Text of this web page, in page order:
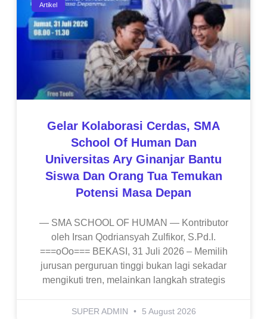
Artikel
Gelar Kolaborasi Cerdas, SMA
School Of Human Dan
Universitas Ary Ginanjar Bantu
Siswa Dan Orang Tua Temukan
Potensi Masa Depan
— SMA SCHOOL OF HUMAN — Kontributor
oleh Irsan Qodriansyah Zulfikor, S.Pd.I.
===oOo=== BEKASI, 31 Juli 2026 – Memilih
jurusan perguruan tinggi bukan lagi sekadar
mengikuti tren, melainkan langkah strategis
SUPER ADMIN 5 August 2026